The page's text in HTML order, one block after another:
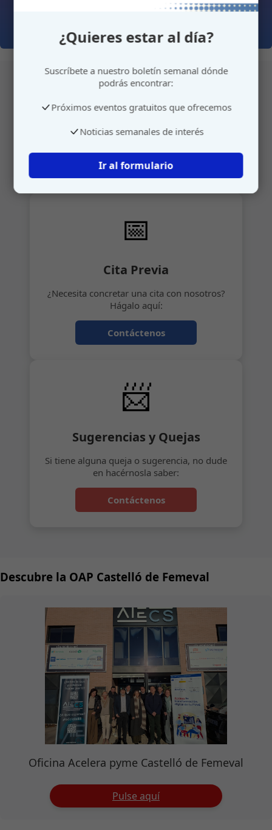
Atención personalizada
manera rápida y sencilla.
📅
Cita Previa
¿Necesita concretar una cita con nosotros?
Hágalo aquí:
Contáctenos
📨
Sugerencias y Quejas
Si tiene alguna queja o sugerencia, no dude
en hacérnosla saber:
Contáctenos
Descubre la OAP Castelló de Femeval
Oficina Acelera pyme Castelló de Femeval
Pulse aquí
¿Quieres estar al día?
Suscríbete a nuestro boletín semanal dónde
podrás encontrar:
Próximos eventos gratuitos que ofrecemos
Noticias semanales de interés
Ir al formulario